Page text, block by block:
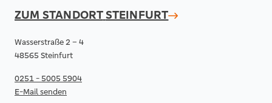
ZUM STANDORTSTEINFURT
Wasserstraße 2 – 4
48565 Steinfurt
0251 - 5005 5904
E-Mail senden